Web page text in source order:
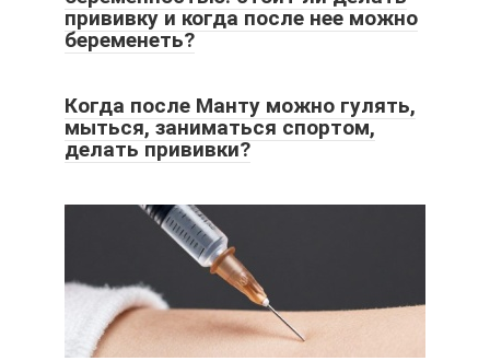
прививку и когда после нее можно
беременеть?
Когда после Манту можно гулять,
мыться, заниматься спортом,
делать прививки?